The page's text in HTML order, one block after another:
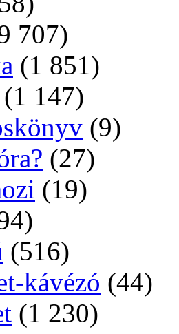
707)
(1 851)
(1 147)
(9)
(27)
(19)
(516)
kávézó (44)
(1 230)